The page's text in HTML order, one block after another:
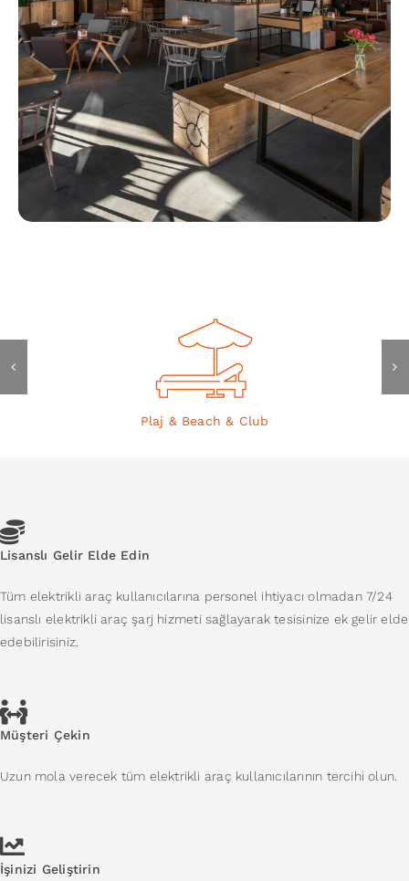
Plaj & Beach & Club
Lisanslı Gelir Elde Edin
Tüm elektrikli araç kullanıcılarına personel ihtiyacı olmadan 7/24
lisanslı elektrikli araç şarj hizmeti sağlayarak tesisinize ek gelir elde
edebilirisiniz.
Müşteri Çekin
Uzun mola verecek tüm elektrikli araç kullanıcılarının tercihi olun.
İşinizi Geliştirin